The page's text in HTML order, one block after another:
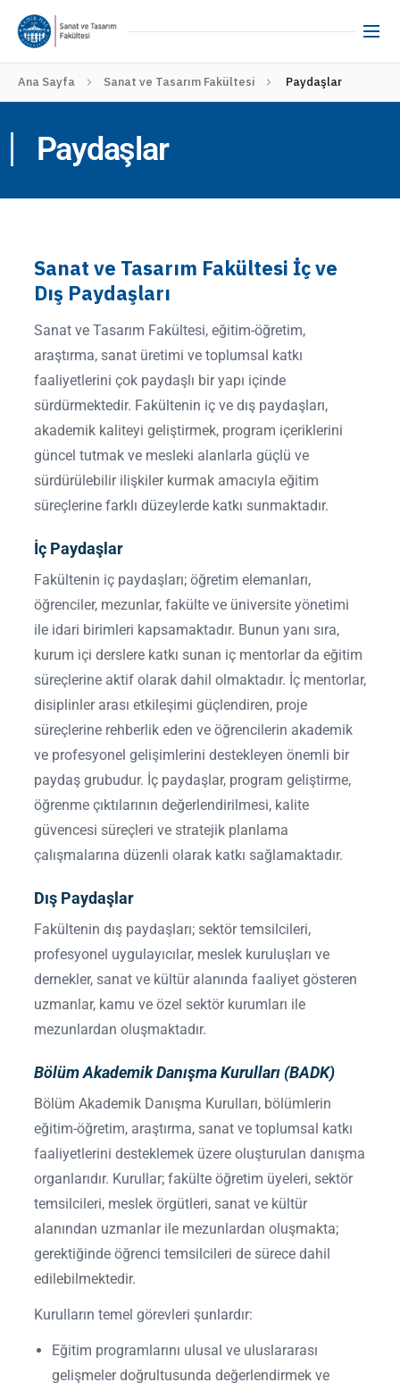
Ana Sayfa Sanat ve Tasarım Fakültesi Paydaşlar
Paydaşlar
Sanat ve Tasarım Fakültesi İç ve
Dış Paydaşları
Sanat ve Tasarım Fakültesi, eğitim-öğretim,
araştırma, sanat üretimi ve toplumsal katkı
faaliyetlerini çok paydaşlı bir yapı içinde
sürdürmektedir. Fakültenin iç ve dış paydaşları,
akademik kaliteyi geliştirmek, program içeriklerini
güncel tutmak ve mesleki alanlarla güçlü ve
sürdürülebilir ilişkiler kurmak amacıyla eğitim
süreçlerine farklı düzeylerde katkı sunmaktadır.
İç Paydaşlar
Fakültenin iç paydaşları; öğretim elemanları,
öğrenciler, mezunlar, fakülte ve üniversite yönetimi
ile idari birimleri kapsamaktadır. Bunun yanı sıra,
kurum içi derslere katkı sunan iç mentorlar da eğitim
süreçlerine aktif olarak dahil olmaktadır. İç mentorlar,
disiplinler arası etkileşimi güçlendiren, proje
süreçlerine rehberlik eden ve öğrencilerin akademik
ve profesyonel gelişimlerini destekleyen önemli bir
paydaş grubudur. İç paydaşlar, program geliştirme,
öğrenme çıktılarının değerlendirilmesi, kalite
güvencesi süreçleri ve stratejik planlama
çalışmalarına düzenli olarak katkı sağlamaktadır.
Dış Paydaşlar
Fakültenin dış paydaşları; sektör temsilcileri,
profesyonel uygulayıcılar, meslek kuruluşları ve
dernekler, sanat ve kültür alanında faaliyet gösteren
uzmanlar, kamu ve özel sektör kurumları ile
mezunlardan oluşmaktadır.
Bölüm Akademik Danışma Kurulları (BADK)
Bölüm Akademik Danışma Kurulları, bölümlerin
eğitim-öğretim, araştırma, sanat ve toplumsal katkı
faaliyetlerini desteklemek üzere oluşturulan danışma
organlarıdır. Kurullar; fakülte öğretim üyeleri, sektör
temsilcileri, meslek örgütleri, sanat ve kültür
alanından uzmanlar ile mezunlardan oluşmakta;
gerektiğinde öğrenci temsilcileri de sürece dahil
edilebilmektedir.
Kurulların temel görevleri şunlardır:
Eğitim programlarını ulusal ve uluslararası
gelişmeler doğrultusunda değerlendirmek ve